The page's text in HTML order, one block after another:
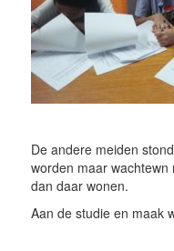
De andere meiden
worden maar
dan daar wonen.
Aan de studie en maak